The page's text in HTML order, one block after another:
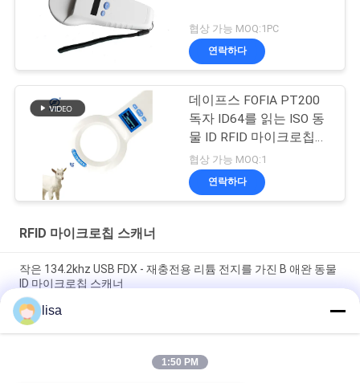
협상 가능 MOQ:1PC
연락하다
데이프스 FOFIA PT200
독자 ID64를 읽는 ISO 동
물 ID RFID 마이크로칩
스캐너
협상 가능 MOQ:1
연락하다
RFID 마이크로칩 스캐너
작은 134.2khz USB FDX - 재충전용 리튬 전지를 가진 B 애완 동물
ID 마이크로칩 스캐너
가축 / 애완 식별을 위한 134.2대 킬로 헤르츠 RFID 마이크로칩 동
물 스캐너
소형 ICAR는 애완 동물 Rfid 독자 동물성 마이크로칩 읽는
lisa
1:50 PM